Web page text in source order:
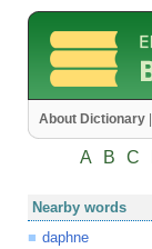
About Dictionary
A B C
Nearby words
daphne